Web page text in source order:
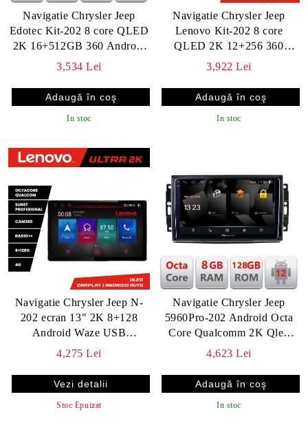
Navigatie Chrysler Jeep
Edotec Kit-202 8 core QLED
2K 16+512GB 360 Android
Waze USB Navigatie Internet
3,534 Lei
In stoc
Navigatie Chrysler Jeep
Lenovo Kit-202 8 core
QLED 2K 12+256 360
Android Waze USB
Radio v2
3,922 Lei
In stoc
Navigatie Chrysler Jeep N-
202 ecran 13" 2K 8+128
Android Waze USB
Navigatie 4G 360 Toslink
4,275 Lei
Vezi detalii
Stoc Epuizat
Navigatie Chrysler Jeep
5960Pro-202 Android Octa
Core Qualcomm 2K Qled
8+128 DTS DSP 360 4G
4,623 Lei
In stoc